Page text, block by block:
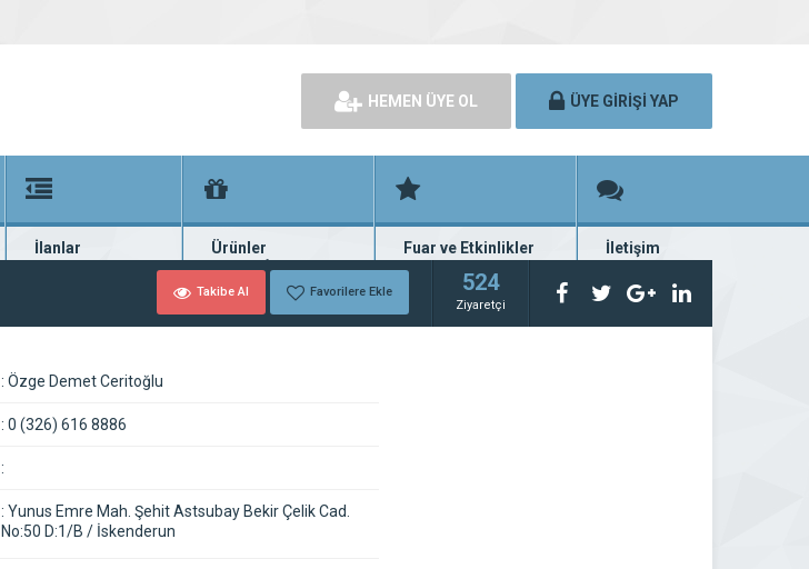
HEMEN ÜYE OL ÜYE GİRİŞİ YAP
İlanlar
Güncel seri ilanlar
Ürünler
Binlerce firma ürünü
Fuar ve Etkinlikler
Fuar ve etkinlik planları
İletişim
Bize ulaşın
Takibe Al Favorilere Ekle 524
Ziyaretçi
: Özge Demet Ceritoğlu
: 0 (326) 616 8886
:
: Yunus Emre Mah. Şehit Astsubay Bekir Çelik Cad.
No:50 D:1/B / İskenderun